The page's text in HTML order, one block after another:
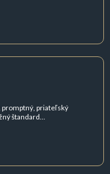
promptný, priateľský
štandard...